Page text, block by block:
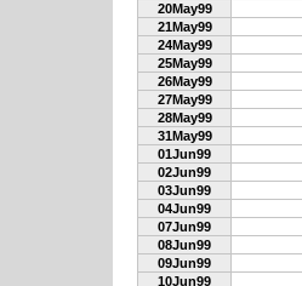
20May99
21May99
24May99
25May99
26May99
27May99
28May99
31May99
01Jun99
02Jun99
03Jun99
04Jun99
07Jun99
08Jun99
09Jun99
10Jun99